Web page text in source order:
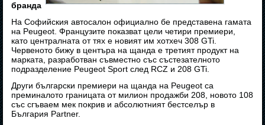
бранда
На Софийския автосалон официално бе представена гамата
на Peugeot. Французите показват цели четири премиери,
като централната от тях е новият им хотхеч 308 GTi.
Червеното бижу в центъра на щанда е третият продукт на
марката, разработван съвместно със състезателното
подразделение Peugeot Sport след RCZ и 208 GTi.
Други български премиери на щанда на Peugeot са
преминалото границата от милион продажби 208, новото 108
със сгъваем мек покрив и абсолютният бестселър в
България Partner.